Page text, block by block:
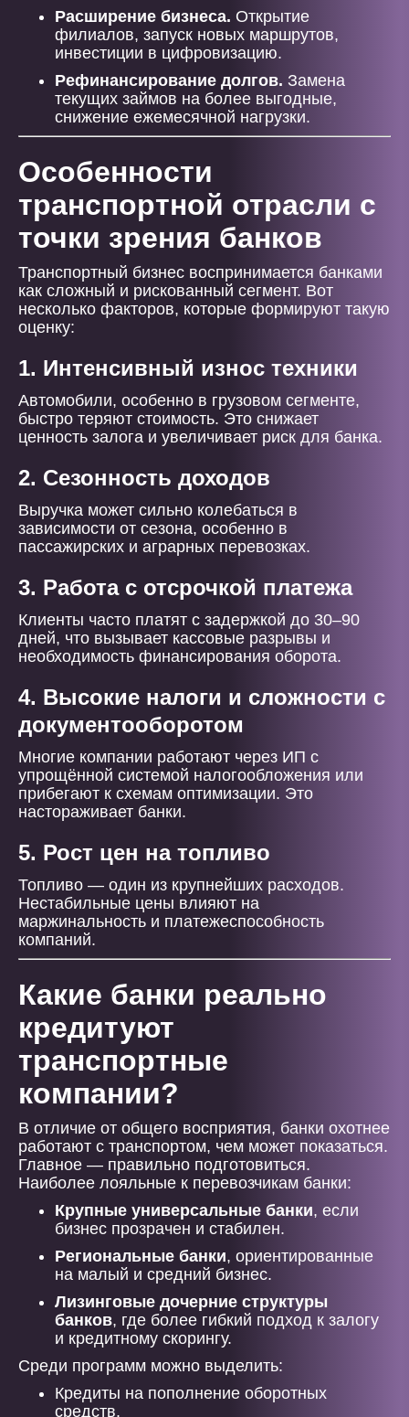
Расширение бизнеса. Открытие
филиалов, запуск новых маршрутов,
инвестиции в цифровизацию.
Рефинансирование долгов. Замена
текущих займов на более выгодные,
снижение ежемесячной нагрузки.
Особенности
транспортной отрасли с
точки зрения банков
Транспортный бизнес воспринимается банками
как сложный и рискованный сегмент. Вот
несколько факторов, которые формируют такую
оценку:
1. Интенсивный износ техники
Автомобили, особенно в грузовом сегменте,
быстро теряют стоимость. Это снижает
ценность залога и увеличивает риск для банка.
2. Сезонность доходов
Выручка может сильно колебаться в
зависимости от сезона, особенно в
пассажирских и аграрных перевозках.
3. Работа с отсрочкой платежа
Клиенты часто платят с задержкой до 30–90
дней, что вызывает кассовые разрывы и
необходимость финансирования оборота.
4. Высокие налоги и сложности с
документооборотом
Многие компании работают через ИП с
упрощённой системой налогообложения или
прибегают к схемам оптимизации. Это
настораживает банки.
5. Рост цен на топливо
Топливо — один из крупнейших расходов.
Нестабильные цены влияют на
маржинальность и платежеспособность
компаний.
Какие банки реально
кредитуют
транспортные
компании?
В отличие от общего восприятия, банки охотнее
работают с транспортом, чем может показаться.
Главное — правильно подготовиться.
Наиболее лояльные к перевозчикам банки:
Крупные универсальные банки, если
бизнес прозрачен и стабилен.
Региональные банки, ориентированные
на малый и средний бизнес.
Лизинговые дочерние структуры
банков, где более гибкий подход к залогу
и кредитному скорингу.
Среди программ можно выделить:
Кредиты на пополнение оборотных
средств.